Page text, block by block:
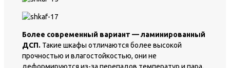
Более современный вариант — ламинированный
ДСП. Такие шкафы отличаются более высокой
прочностью и влагостойкостью, они не